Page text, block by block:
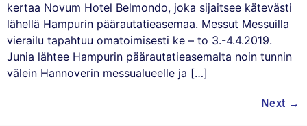
kertaa Novum Hotel Belmondo, joka sijaitsee kätevästi
lähellä Hampurin päärautatieasemaa. Messut Messuilla
vierailu tapahtuu omatoimisesti ke – to 3.-4.4.2019.
Junia lähtee Hampurin päärautatieasemalta noin tunnin
välein Hannoverin messualueelle ja […]
Next →